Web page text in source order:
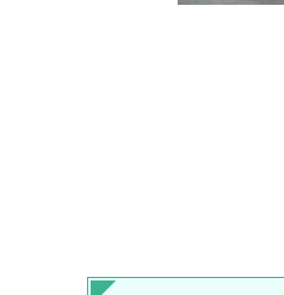
雨の降り